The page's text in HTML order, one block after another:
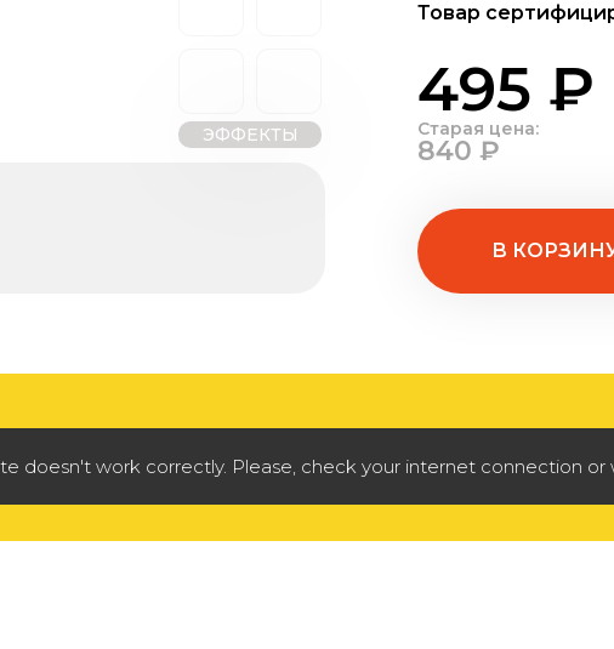
Товар
495 ₽
840 ₽
В
Старая цена:
ЭФФЕКТЫ
doesn't work correctly. Please, check your internet connection